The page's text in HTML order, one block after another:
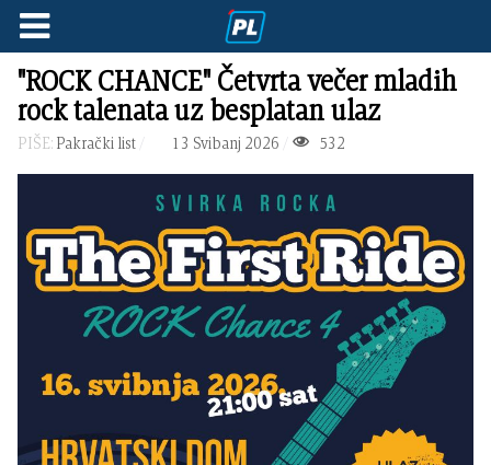
"ROCK CHANCE" Četvrta večer mladih
rock talenata uz besplatan ulaz
PIŠE: Pakrački list 13 Svibanj 2026 532